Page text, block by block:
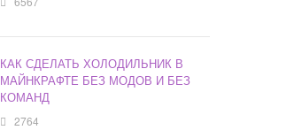
КАК СДЕЛАТЬ ХОЛОДИЛЬНИК В
МАЙНКРАФТЕ БЕЗ МОДОВ И БЕЗ
КОМАНД
2764